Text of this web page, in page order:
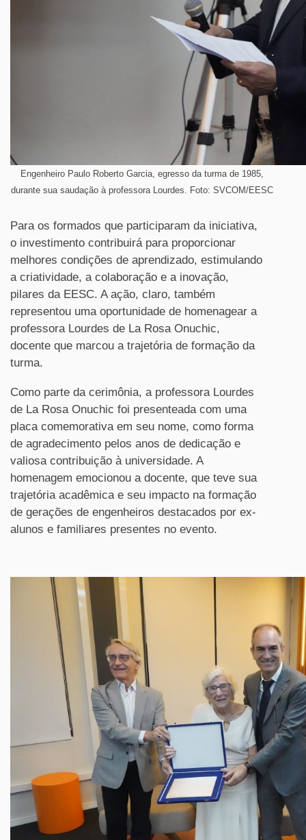
Engenheiro Paulo Roberto Garcia, egresso da turma de 1985,
durante sua saudação à professora Lourdes. Foto: SVCOM/EESC
Para os formados que participaram da iniciativa,
o investimento contribuirá para proporcionar
melhores condições de aprendizado, estimulando
a criatividade, a colaboração e a inovação,
pilares da EESC. A ação, claro, também
representou uma oportunidade de homenagear a
professora Lourdes de La Rosa Onuchic,
docente que marcou a trajetória de formação da
turma.
Como parte da cerimônia, a professora Lourdes
de La Rosa Onuchic foi presenteada com uma
placa comemorativa em seu nome, como forma
de agradecimento pelos anos de dedicação e
valiosa contribuição à universidade. A
homenagem emocionou a docente, que teve sua
trajetória acadêmica e seu impacto na formação
de gerações de engenheiros destacados por ex-
alunos e familiares presentes no evento.